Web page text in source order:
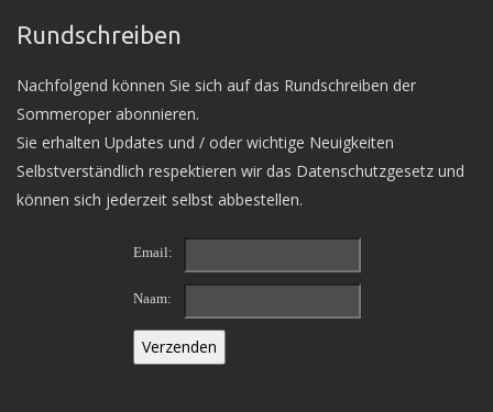
Rundschreiben
Nachfolgend können Sie sich auf das Rundschreiben der
Sommeroper abonnieren.
Sie erhalten Updates und / oder wichtige Neuigkeiten
Selbstverständlich respektieren wir das Datenschutzgesetz und
können sich jederzeit selbst abbestellen.
Email:
Naam: